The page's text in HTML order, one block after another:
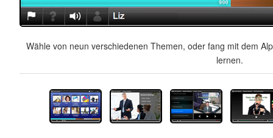
Wähle von neun verschiedenen Themen, oder fang mit dem
lernen.